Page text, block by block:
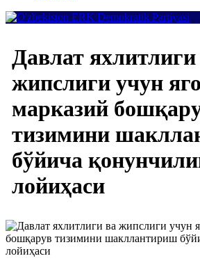
Давлат яхлитлиги
жипслиги учун
марказий
тизимини
бўйича
лойиҳаси